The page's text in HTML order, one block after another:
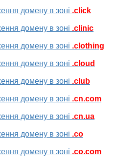
домену в зоні .click
домену в зоні .clinic
домену в зоні .clothing
домену в зоні .cloud
домену в зоні .club
домену в зоні .cn.com
домену в зоні .cn.ua
домену в зоні .co
домену в зоні .co.com